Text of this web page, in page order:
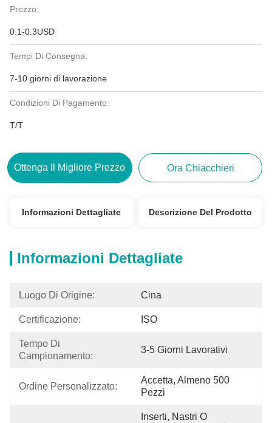
Prezzo:
0.1-0.3USD
Tempi Di Consegna:
7-10 giorni di lavorazione
Condizioni Di Pagamento:
T/T
Ottenga Il Migliore Prezzo Ora Chiacchieri
Informazioni Dettagliate Descrizione Del Prodotto
Informazioni Dettagliate
Luogo Di Origine: Cina
Certificazione: ISO
Tempo Di
Campionamento:
3-5 Giorni Lavorativi
Ordine Personalizzato:
Accetta, Almeno 500
Pezzi
Inserti, Nastri O